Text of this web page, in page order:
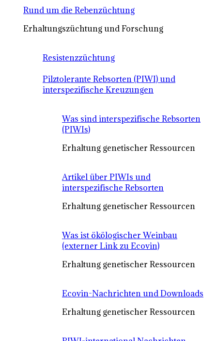
Rund um die Rebenzüchtung
Erhaltungszüchtung und Forschung
Resistenzzüchtung
Pilztolerante Rebsorten (PIWI) und
interspezifische Kreuzungen
Was sind interspezifische Rebsorten
(PIWIs)
Erhaltung genetischer Ressourcen
Artikel über PIWIs und
interspezifische Rebsorten
Erhaltung genetischer Ressourcen
Was ist ökölogischer Weinbau
(externer Link zu Ecovin)
Erhaltung genetischer Ressourcen
Ecovin-Nachrichten und Downloads
Erhaltung genetischer Ressourcen